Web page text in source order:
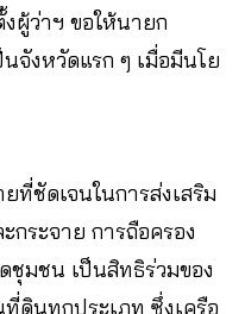
ผู้ว่าฯ ขอให้นายก
จังหวัดแรก ๆ เมื่อมีนโย
ที่ชัดเจนในการส่งเสริม
ระจาย การถือครอง
มชน เป็นสิทธิร่วมของ
นทุกประเภท ซึ่งเครือ